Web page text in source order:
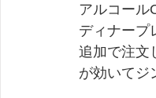
アルコール
ディナープ
追加で注文
が効いてジ